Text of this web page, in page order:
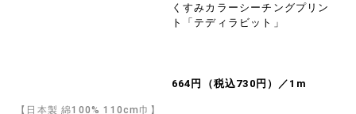
くすみカラーシーチングプリン
ト「テディラビット」
664円（税込730円）／1m
【日本製 綿100% 110cm巾】